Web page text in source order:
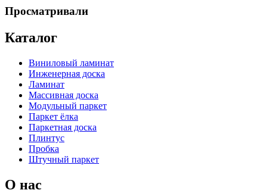
Просматривали
Каталог
Виниловый ламинат
Инженерная доска
Ламинат
Массивная доска
Модульный паркет
Паркет ёлка
Паркетная доска
Плинтус
Пробка
Штучный паркет
О нас